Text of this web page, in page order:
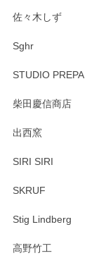
佐々木しず
Sghr
STUDIO PREPA
柴田慶信商店
出西窯
SIRI SIRI
SKRUF
Stig Lindberg
高野竹工